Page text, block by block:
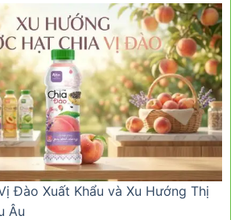
Đào Xuất Khẩu và Xu Hướng Thị
Âu